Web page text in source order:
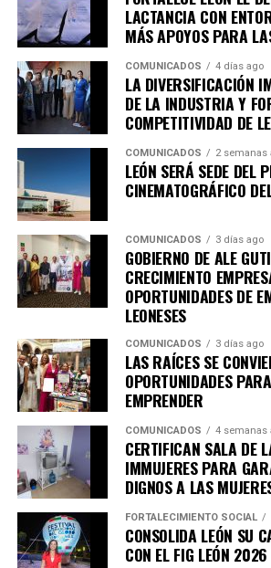
Pública, CANACO Servytur León,
Iberoamericana León, Universidad La
CANACINTRA León y el Tecnológico
Campus León, fortaleciendo el
entre gobierno, academia, iniciativa
Municipal de Planeación de León
compromiso con la participación
planeación estratégica como
fundamentales para construir una
competitiva, sostenible, incluyente y
retos de las próximas décadas.
LACTANCIA CON
MÁS APOYOS PARA
COMUNICADOS 4 días ago
LA DIVERSIFICACIÓN
DE LA INDUSTRIA Y
COMPETITIVIDAD DE
COMUNICADOS 2 semanas
LEÓN SERÁ SEDE DEL
CINEMATOGRÁFICO
COMUNICADOS 3 días ago
GOBIERNO DE ALE
CRECIMIENTO
OPORTUNIDADES DE
LEONESES
COMUNICADOS 3 días ago
LAS RAÍCES SE
OPORTUNIDADES
EMPRENDER
COMUNICADOS 4 semanas
CERTIFICAN SALA DE
IMMUJERES PARA
DIGNOS A LAS
FORTALECIMIENTO SOCIAL
CONSOLIDA LEÓN SU
CON EL FIG LEÓN 2026